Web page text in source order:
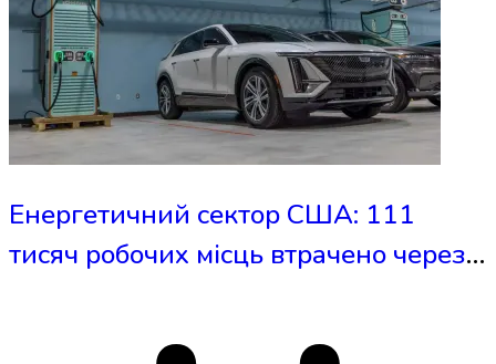
Енергетичний сектор США: 111
тисяч робочих місць втрачено через